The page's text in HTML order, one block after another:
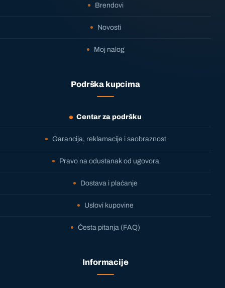
Brendovi
Novosti
Moj nalog
Podrška kupcima
Centar za podršku
Garancija, reklamacije i saobraznost
Pravo na odustanak od ugovora
Dostava i plaćanje
Uslovi kupovine
Česta pitanja (FAQ)
Informacije